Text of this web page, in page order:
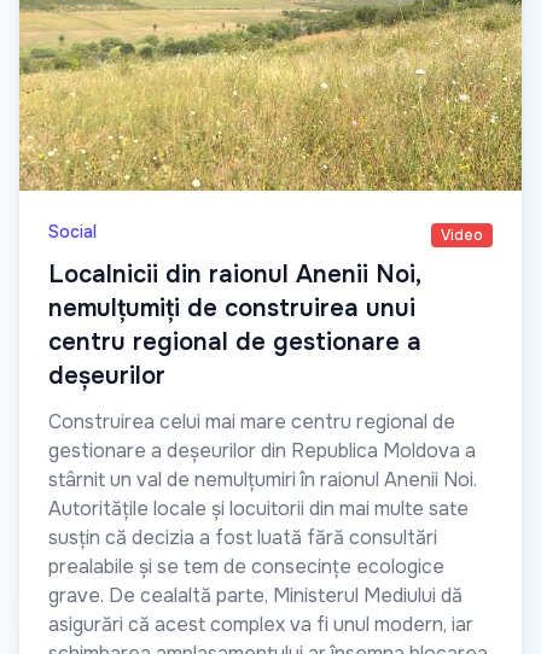
Social Video
Localnicii din raionul Anenii Noi,
nemulțumiți de construirea unui
centru regional de gestionare a
deșeurilor
Construirea celui mai mare centru regional de
gestionare a deșeurilor din Republica Moldova a
stârnit un val de nemulțumiri în raionul Anenii Noi.
Autoritățile locale și locuitorii din mai multe sate
susțin că decizia a fost luată fără consultări
prealabile și se tem de consecințe ecologice
grave. De cealaltă parte, Ministerul Mediului dă
asigurări că acest complex va fi unul modern, iar